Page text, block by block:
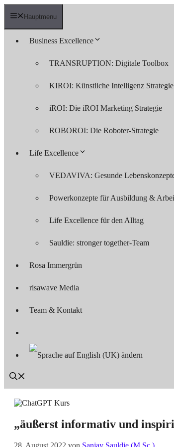
Zum
Inhalt Hauptmenu
Business Excellence
TRANSRUPTION: Digitale Toolbox
KIROI: Künstliche Intelligenz Strategie
iROI: Die iROI Marketing Strategie
ROBOROI: Die Roboter-Strategie
Life Excellence
VEDAVIVA: Gesunde
Powerkonzepte für Ausbildung &
Life Excellence für den Alltag
Sauldie: stronger together-Team
Rosa Immergrün
risawave Media
Team & Kontakt
„äußerst informativ und
28. August 2022 von Sanjay Sauldie (M.Sc.)